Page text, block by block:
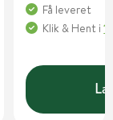
Få leveret
Klik & Hent i